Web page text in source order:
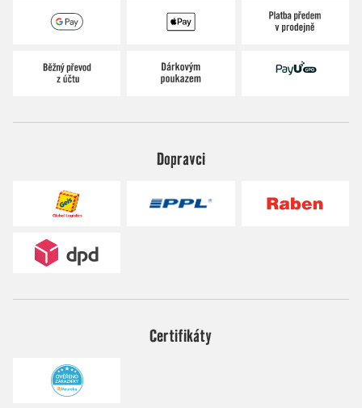
Dopravci
Certifikáty